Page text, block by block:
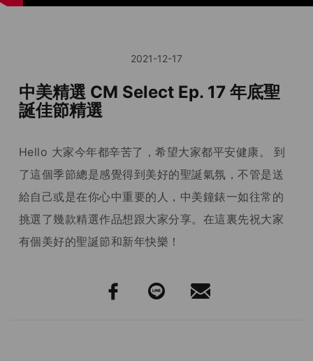
2021-12-17
中美精選 CM Select Ep. 17 年底聖
誕佳節精選
Hello 大家今年都辛苦了，希望大家都平安健康。 到
了這個季節總是感覺得到美好的聖誕氣氛，不管是送
給自己或是在你心中重要的人，中美鐘錶一如往常的
挑選了幾款精選作品想跟大家分享。在這裏先祝大家
有個美好的聖誕節和新年快樂！